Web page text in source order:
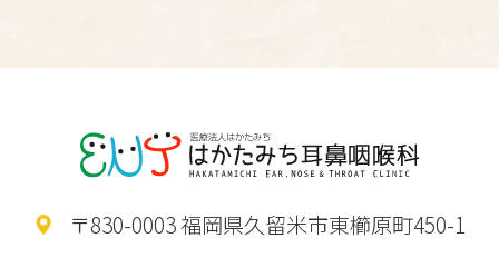
〒830-0003 福岡県久留米市東櫛原町450-1